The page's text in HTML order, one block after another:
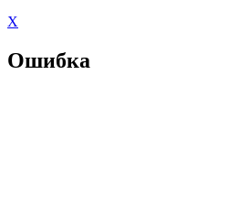
X
Ошибка